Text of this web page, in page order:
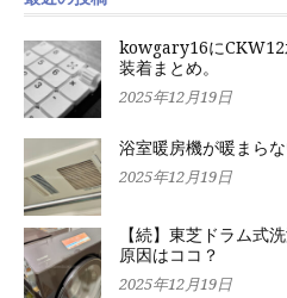
kowgary16にCKW12
装着まとめ。
2025年12月19日
浴室暖房機が暖まら
2025年12月19日
【続】東芝ドラム式
原因はココ？
2025年12月19日